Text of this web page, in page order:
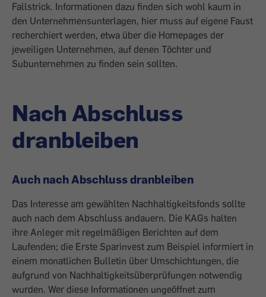
Fallstrick. Informationen dazu finden sich wohl kaum in
den Unter­nehmensunterlagen, hier muss auf eigene Faust
recherchiert werden, etwa über die Homepages der
jeweiligen Unternehmen, auf denen Töchter und
Subunternehmen zu finden sein sollten.
Nach Abschluss
dranbleiben
Auch nach Abschluss dranbleiben
Das Interesse am gewählten Nachhaltigkeitsfonds sollte
auch nach dem Abschluss andauern. Die KAGs halten
ihre Anleger mit regelmäßigen Berichten auf dem
Laufenden; die Erste Sparinvest zum Beispiel informiert in
einem monatlichen Bulletin über Umschichtungen, die
aufgrund von Nachhaltigkeitsüberprüfungen notwendig
wurden. Wer diese Informationen ungeöffnet zum